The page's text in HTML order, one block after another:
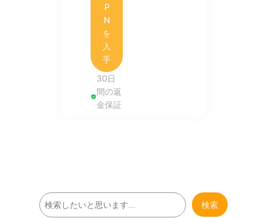
P
N
を
入
手
30日
間の返
金保証
検
索
検索